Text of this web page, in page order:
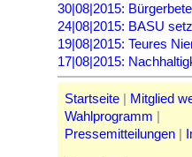
30|08|2015:
24|08|2015: BASU
19|08|2015: Teures
17|08|2015:
Startseite | Mitglied
Wahlprogramm |
Pressemitteilungen |